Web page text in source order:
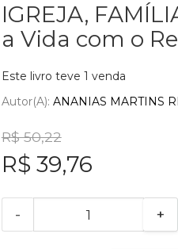
IGREJA,
a Vida com o
Este livro teve 1 venda
Autor(a): ANANIAS MARTINS
R$ 50,22
R$ 39,76
- +